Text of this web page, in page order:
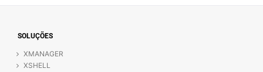
SOLUÇÕES
XMANAGER
XSHELL